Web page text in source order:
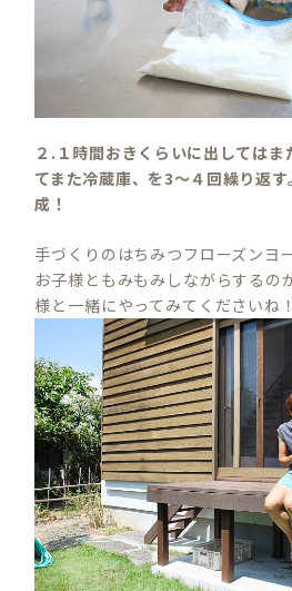
２.１時間おきくらいに出しては
てまた冷蔵庫、を3〜４回繰り返
成！
手づくりのはちみつフローズンヨ
お子様ともみもみしながらするの
様と一緒にやってみてくださいね！
S
E
A
R
C
H